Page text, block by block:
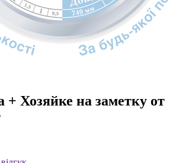
Хозяйке на заметку от